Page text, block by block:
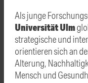
Als junge
Universität Ulm
strategische und
orientieren sich an
Alterung,
Mensch und